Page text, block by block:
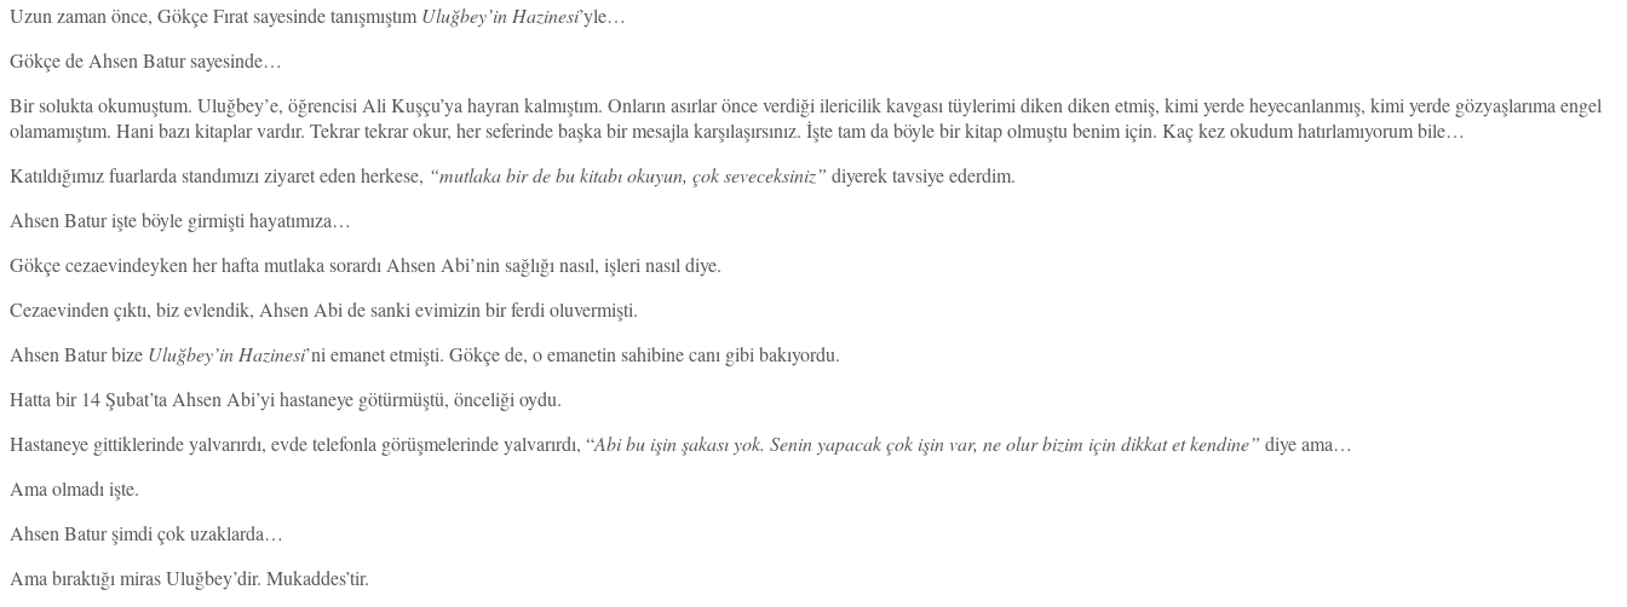
Uzun zaman önce, Gökçe Fırat sayesinde tanışmıştım Uluğbey’in Hazinesi’yle…
Gökçe de Ahsen Batur sayesinde…
Bir solukta okumuştum. Uluğbey’e, öğrencisi Ali Kuşçu’ya hayran kalmıştım. Onların asırlar önce verdiği ilericilik kavgası tüylerimi diken diken etmiş, kimi yerde heyecanlanmış, kimi yerde gözyaşlarıma engel
olamamıştım. Hani bazı kitaplar vardır. Tekrar tekrar okur, her seferinde başka bir mesajla karşılaşırsınız. İşte tam da böyle bir kitap olmuştu benim için. Kaç kez okudum hatırlamıyorum bile…
Katıldığımız fuarlarda standımızı ziyaret eden herkese, “mutlaka bir de bu kitabı okuyun, çok seveceksiniz” diyerek tavsiye ederdim.
Ahsen Batur işte böyle girmişti hayatımıza…
Gökçe cezaevindeyken her hafta mutlaka sorardı Ahsen Abi’nin sağlığı nasıl, işleri nasıl diye.
Cezaevinden çıktı, biz evlendik, Ahsen Abi de sanki evimizin bir ferdi oluvermişti.
Ahsen Batur bize Uluğbey’in Hazinesi’ni emanet etmişti. Gökçe de, o emanetin sahibine canı gibi bakıyordu.
Hatta bir 14 Şubat’ta Ahsen Abi’yi hastaneye götürmüştü, önceliği oydu.
Hastaneye gittiklerinde yalvarırdı, evde telefonla görüşmelerinde yalvarırdı, “Abi bu işin şakası yok. Senin yapacak çok işin var, ne olur bizim için dikkat et kendine” diye ama…
Ama olmadı işte.
Ahsen Batur şimdi çok uzaklarda…
Ama bıraktığı miras Uluğbey’dir. Mukaddes’tir.